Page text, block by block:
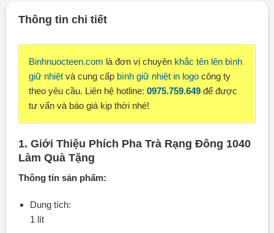
Thông tin chi tiết
Binhnuocteen.com là đơn vị chuyên khắc tên lên bình
giữ nhiệtvà cung cấp bình giữ nhiệt in logocông ty
theo yêu cầu. Liên hệ hotline: 0975.759.649để được
tư vấn và báo giá kịp thời nhé!
1. Giới Thiệu Phích Pha Trà Rạng Đông 1040
Làm Quà Tặng
Thông tin sản phẩm:
Dung tích:
1 lít